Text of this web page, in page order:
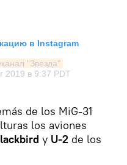
в Instagram
"Звезда"
2019 в 9:37 PDT
de los MiG-31
los aviones
y U-2 de los